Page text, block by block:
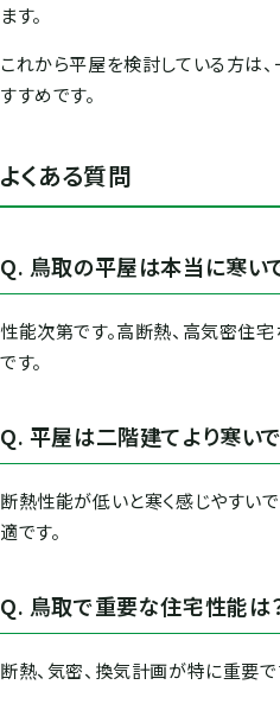
ます。
これから平屋を検討している方は
すすめです。
よくある質問
Q. 鳥取の平屋は本当に寒い
性能次第です。高断熱、高気密住
です。
Q. 平屋は二階建てより寒い
断熱性能が低いと寒く感じやすい
適です。
Q. 鳥取で重要な住宅性能は
断熱、気密、換気計画が特に重要で